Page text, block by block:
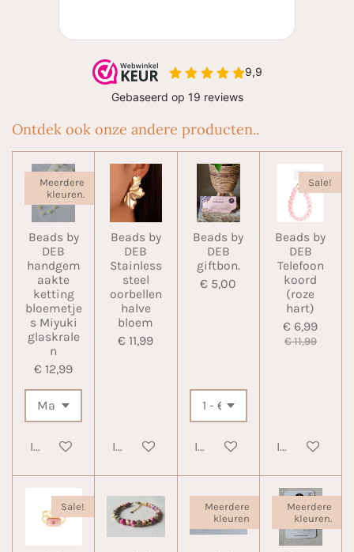
Ontdek ook onze andere producten..
Meerdere
kleuren.
Beads by
DEB
handgem
aakte
ketting
bloemetje
s Miyuki
glaskrale
n
€ 12,99
In winkelwagen
Beads by
DEB
Stainless
steel
oorbellen
halve
bloem
€ 11,99
In winkelwagen
Beads by
DEB
giftbon.
€ 5,00
In winkelwagen
Sale!
Beads by
DEB
Telefoon
koord
(roze
hart)
€ 6,99
€ 11,99
In
Sale!
Meerdere
kleuren
Meerdere
kleuren.